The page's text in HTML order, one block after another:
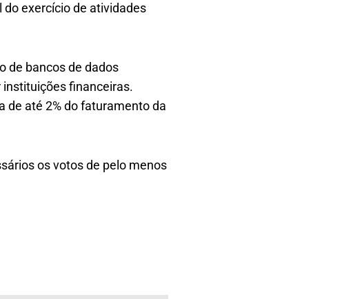
exercício de atividades
de bancos de dados
instituições financeiras.
de até 2% do faturamento da
os votos de pelo menos